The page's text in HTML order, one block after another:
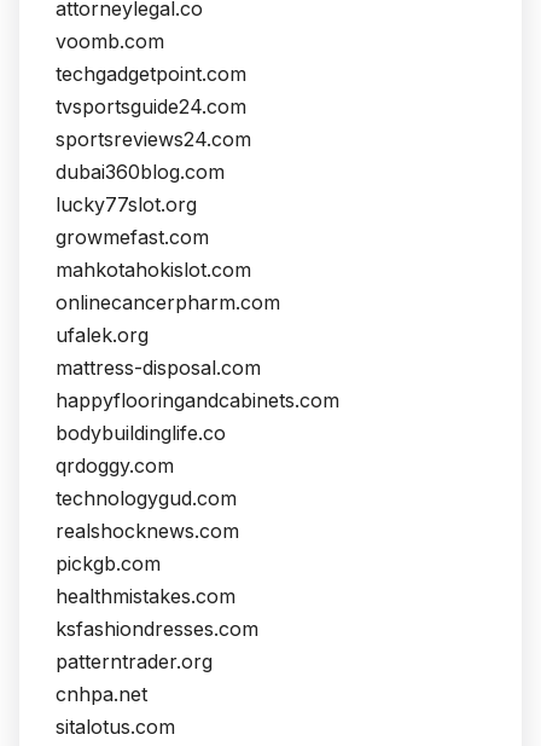
attorneylegal.co
voomb.com
techgadgetpoint.com
tvsportsguide24.com
sportsreviews24.com
dubai360blog.com
lucky77slot.org
growmefast.com
mahkotahokislot.com
onlinecancerpharm.com
ufalek.org
mattress-disposal.com
happyflooringandcabinets.com
bodybuildinglife.co
qrdoggy.com
technologygud.com
realshocknews.com
pickgb.com
healthmistakes.com
ksfashiondresses.com
patterntrader.org
cnhpa.net
sitalotus.com